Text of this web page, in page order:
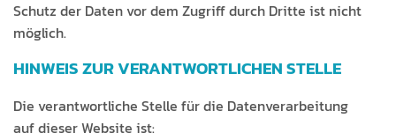
Schutz der Dat­en vor dem Zugriff durch Dritte ist nicht
möglich.
HINWEIS ZUR VERANTWORTLICHEN STELLE
Die ver­ant­wortliche Stelle für die Daten­ver­ar­beitung
auf dieser Web­site ist: